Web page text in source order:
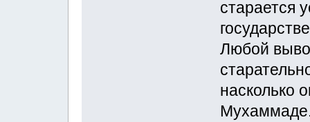
старается
Любой
насколько